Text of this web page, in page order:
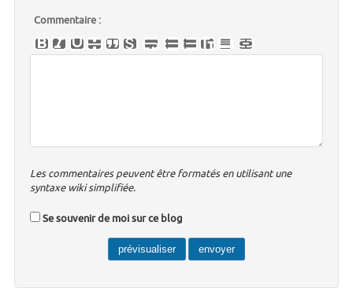
Commentaire :
Les commentaires peuvent être formatés en utilisant une
syntaxe wiki simplifiée.
Se souvenir de moi sur ce blog